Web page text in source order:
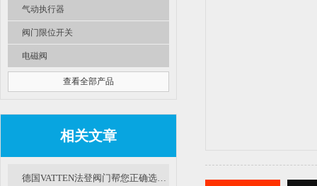
气动执行器
阀门限位开关
电磁阀
查看全部产品
相关文章
德国VATTEN法登阀门帮您正确选择阀门电动执行器